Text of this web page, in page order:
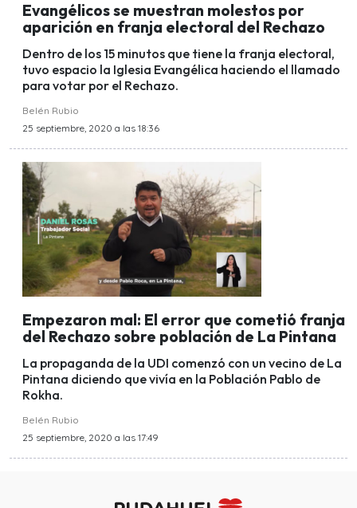
Evangélicos se muestran molestos por
aparición en franja electoral del Rechazo
Dentro de los 15 minutos que tiene la franja electoral,
tuvo espacio la Iglesia Evangélica haciendo el llamado
para votar por el Rechazo.
Belén Rubio
25 septiembre, 2020 a las 18:36
Empezaron mal: El error que cometió franja
del Rechazo sobre población de La Pintana
La propaganda de la UDI comenzó con un vecino de La
Pintana diciendo que vivía en la Población Pablo de
Rokha.
Belén Rubio
25 septiembre, 2020 a las 17:49